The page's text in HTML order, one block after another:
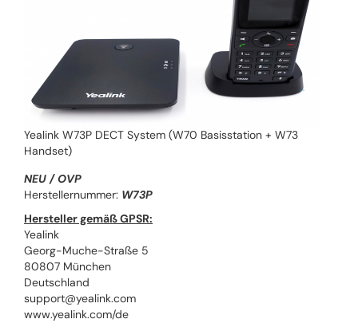
Yealink W73P DECT System (W70 Basisstation + W73
Handset)
NEU / OVP
Herstellernummer: W73P
Hersteller gemäß GPSR:
Yealink
Georg-Muche-Straße 5
80807 München
Deutschland
support@yealink.com
www.yealink.com/de